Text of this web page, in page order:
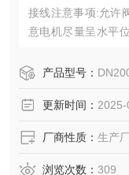
接线注意事项:允许
意电机尽量呈水平
产品型号：
更新时间：
厂商性质： 生产
浏览次数： 309